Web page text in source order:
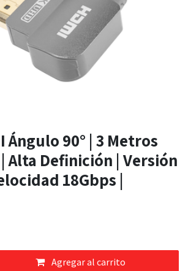
Ángulo 90° | 3 Metros
Alta Definición | Versión
18Gbps |
Agregar al carrito